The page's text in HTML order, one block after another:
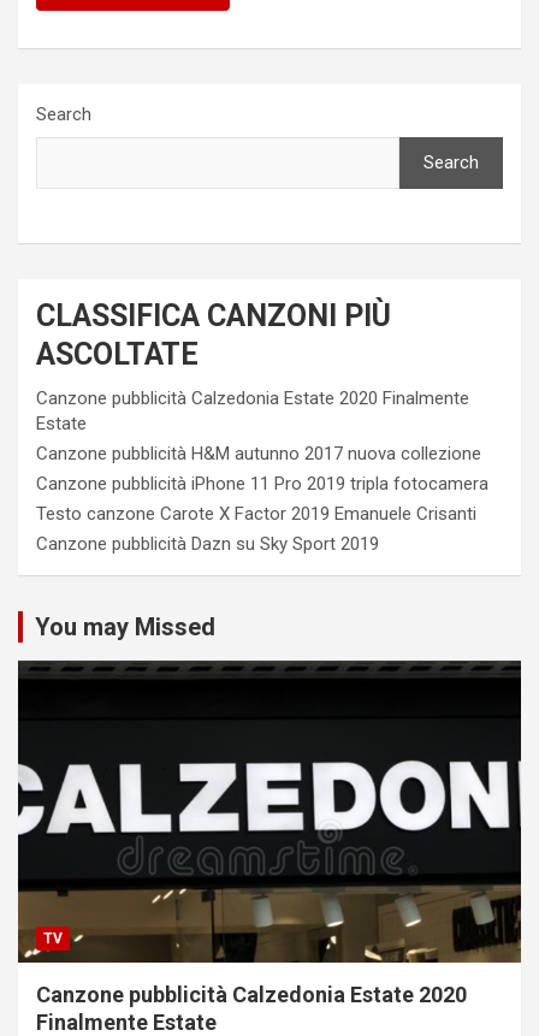
Search
Search
CLASSIFICA CANZONI PIÙ
ASCOLTATE
Canzone pubblicità Calzedonia Estate 2020 Finalmente
Estate
Canzone pubblicità H&M autunno 2017 nuova collezione
Canzone pubblicità iPhone 11 Pro 2019 tripla fotocamera
Testo canzone Carote X Factor 2019 Emanuele Crisanti
Canzone pubblicità Dazn su Sky Sport 2019
You may Missed
TV
Canzone pubblicità Calzedonia Estate 2020
Finalmente Estate